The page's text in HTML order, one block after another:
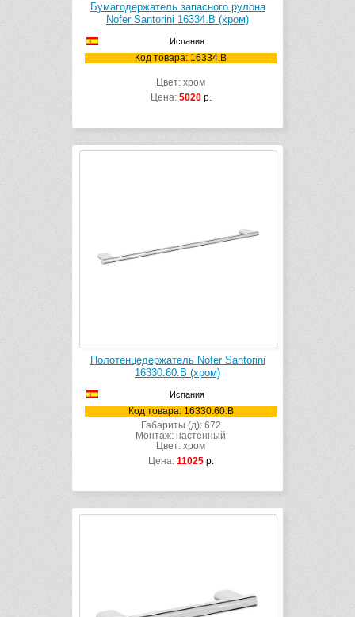
Бумагодержатель запасного рулона
Nofer Santorini 16334.B (хром)
Испания
Код товара: 16334.B
Цвет: хром
Цена: 5020р.
Полотенцедержатель Nofer Santorini
16330.60.B (хром)
Испания
Код товара: 16330.60.B
Габариты (д): 672
Монтаж: настенный
Цвет: хром
Цена: 11025р.